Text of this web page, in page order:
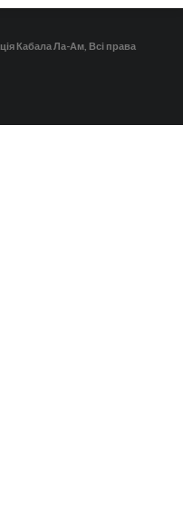
Кабала Ла-Ам, Всі права